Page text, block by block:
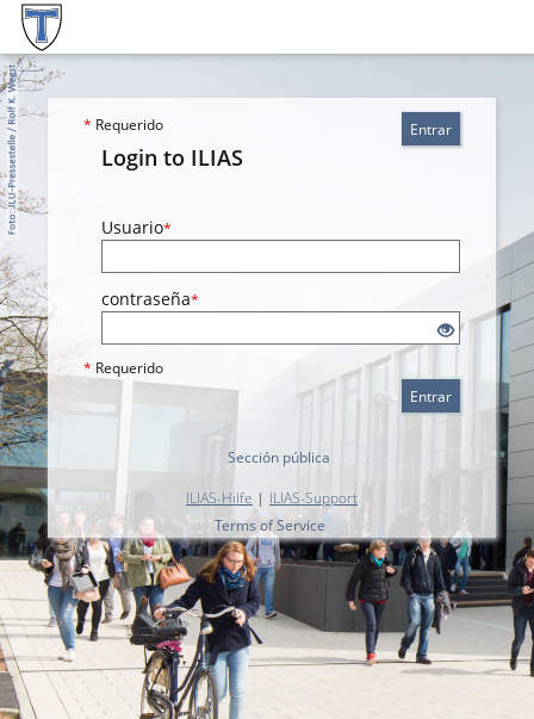
Entrar
* Requerido
Login to ILIAS
Usuario*
contraseña*
* Requerido
Entrar
Sección pública
ILIAS-Hilfe | ILIAS-Support
Terms of Service